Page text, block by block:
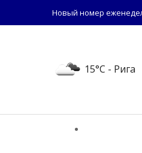
Новый номер
15°C - Рига